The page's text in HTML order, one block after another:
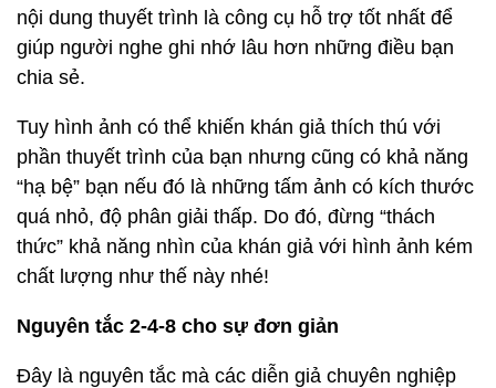
nội dung thuyết trình là công cụ hỗ trợ tốt nhất để
giúp người nghe ghi nhớ lâu hơn những điều bạn
chia sẻ.
Tuy hình ảnh có thể khiến khán giả thích thú với
phần thuyết trình của bạn nhưng cũng có khả năng
“hạ bệ” bạn nếu đó là những tấm ảnh có kích thước
quá nhỏ, độ phân giải thấp. Do đó, đừng “thách
thức” khả năng nhìn của khán giả với hình ảnh kém
chất lượng như thế này nhé!
Nguyên tắc 2-4-8 cho sự đơn giản
Đây là nguyên tắc mà các diễn giả chuyên nghiệp